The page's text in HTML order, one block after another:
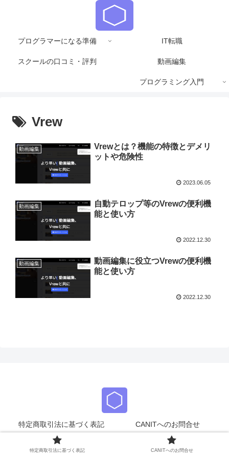
プログラマーになる準備 IT転職
スクールの口コミ・評判 動画編集
プログラミング入門
Vrew
動画編集
Vrewとは？機能の特徴とデメリ
ットや危険性
2023.06.05
動画編集
自動テロップ等のVrewの便利機
能と使い方
2022.12.30
動画編集
動画編集に役立つVrewの便利機
能と使い方
2022.12.30
特定商取引法に基づく表記 CANITへのお問合せ
特定商取引法に基づく表記 CANITへのお問合せ